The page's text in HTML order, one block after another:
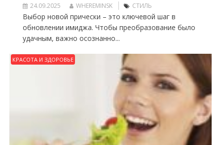
24.09.2025 WHEREMINSK СТИЛЬ
Выбор новой прически – это ключевой шаг в
обновлении имиджа. Чтобы преобразование было
удачным, важно осознанно...
КРАСОТА И ЗДОРОВЬЕ